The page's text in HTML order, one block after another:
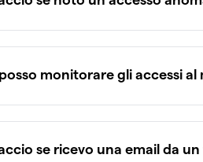
monitorare gli accessi
se ricevo una email da